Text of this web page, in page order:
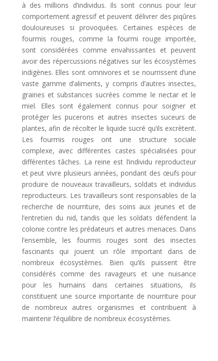
à des millions d’individus. Ils sont connus pour leur
comportement agressif et peuvent délivrer des piqûres
douloureuses si provoquées. Certaines espèces de
fourmis rouges, comme la fourmi rouge importée,
sont considérées comme envahissantes et peuvent
avoir des répercussions négatives sur les écosystèmes
indigènes. Elles sont omnivores et se nourrissent d’une
vaste gamme d’aliments, y compris d’autres insectes,
graines et substances sucrées comme le nectar et le
miel. Elles sont également connus pour soigner et
protéger les pucerons et autres insectes suceurs de
plantes, afin de récolter le liquide sucré qu’ils excrètent.
Les fourmis rouges ont une structure sociale
complexe, avec différentes castes spécialisées pour
différentes tâches. La reine est l’individu reproducteur
et peut vivre plusieurs années, pondant des œufs pour
produire de nouveaux travailleurs, soldats et individus
reproducteurs. Les travailleurs sont responsables de la
recherche de nourriture, des soins aux jeunes et de
l’entretien du nid, tandis que les soldats défendent la
colonie contre les prédateurs et autres menaces. Dans
l’ensemble, les fourmis rouges sont des insectes
fascinants qui jouent un rôle important dans de
nombreux écosystèmes. Bien qu’ils puissent être
considérés comme des ravageurs et une nuisance
pour les humains dans certaines situations, ils
constituent une source importante de nourriture pour
de nombreux autres organismes et contribuent à
maintenir l’équilibre de nombreux écosystèmes.